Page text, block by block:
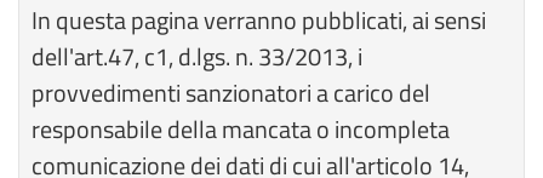
In questa pagina verranno pubblicati, ai sensi
dell'art.47, c1, d.lgs. n. 33/2013, i
provvedimenti sanzionatori a carico del
responsabile della mancata o incompleta
comunicazione dei dati di cui all'articolo 14,